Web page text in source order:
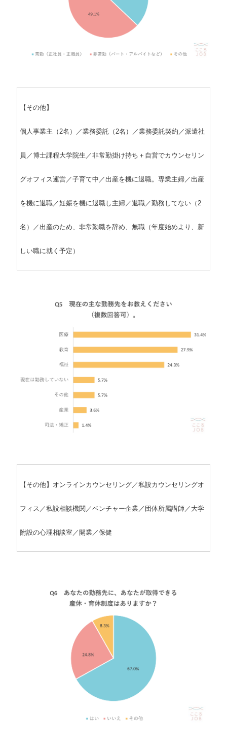
【その他】
個人事業主（2名）／業務委託（2名）／業務委託契約／派遣社
員／博士課程大学院生／非常勤掛け持ち＋自営でカウンセリン
グオフィス運営／子育て中／出産を機に退職。専業主婦／出産
を機に退職／妊娠を機に退職し主婦／退職／勤務してない（2
名）／出産のため、非常勤職を辞め、無職（年度始めより、新
しい職に就く予定）
【その他】オンラインカウンセリング／私設カウンセリングオ
フィス／私設相談機関／ベンチャー企業／団体所属講師／大学
附設の心理相談室／開業／保健